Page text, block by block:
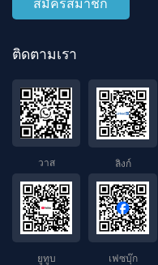
ติดตามเรา
วาส ลิงก์
ยูทูบ เฟซบุ๊ก